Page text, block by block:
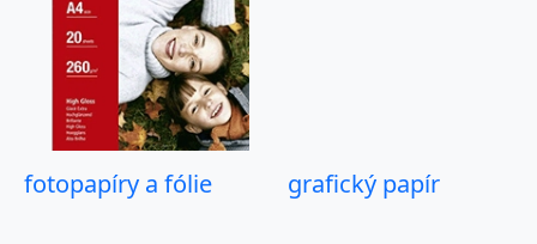
fotopapíry a fólie grafický papír